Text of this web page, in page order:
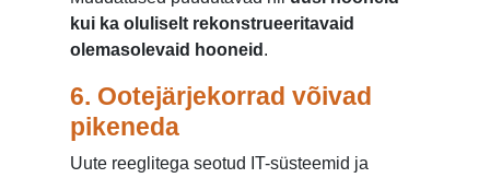
kui ka oluliselt rekonstrueeritavaid
olemasolevaid hooneid .
6. Ootejärjekorrad võivad
pikeneda
Uute reeglitega seotud IT-süsteemid ja